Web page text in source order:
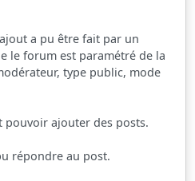
a pu être fait par un
le forum est paramétré de la
type public, mode
pouvoir ajouter des posts.
répondre au post.